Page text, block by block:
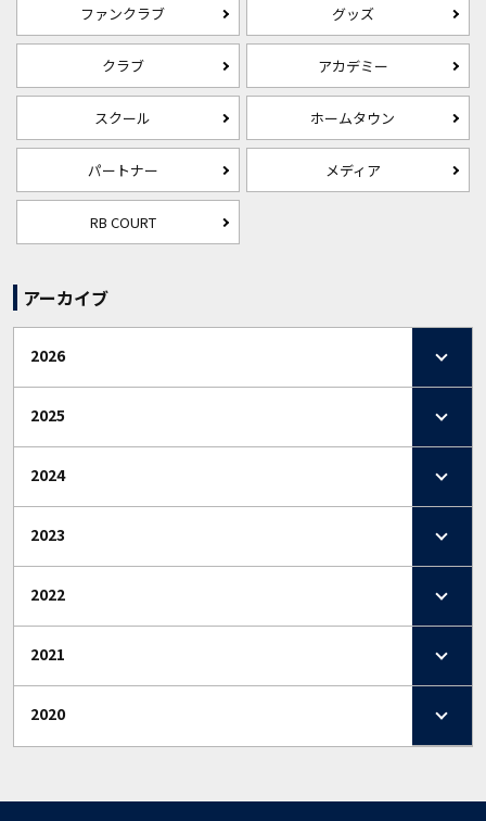
ファンクラブ グッズ
クラブ アカデミー
スクール ホームタウン
パートナー メディア
RB COURT
アーカイブ
2026
2025
2024
2023
2022
2021
2020